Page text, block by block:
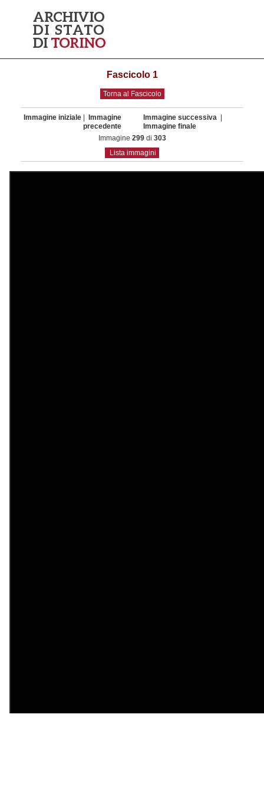
Fascicolo 1
Torna al Fascicolo
Immagine iniziale
Immagine
precedente
Immagine successiva
Immagine finale
Immagine 299di 303
Lista immagini